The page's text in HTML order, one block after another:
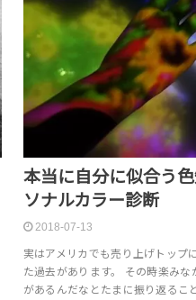
本当に自分に似合う
ソナルカラー診断
2018-07-13
実はアメリカでも売り上げトップ
た過去があります。 その時楽み
があるんだなとたまに振り返るこ